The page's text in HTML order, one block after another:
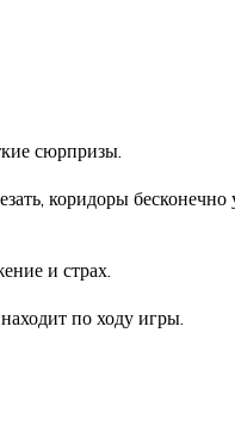
сюрпризы.
коридоры
и страх.
по ходу игры.